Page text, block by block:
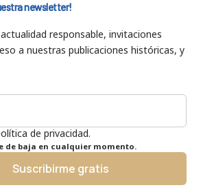
newsletter!
responsable, invitaciones
a nuestras publicaciones históricas, y
de privacidad.
de baja en cualquier momento.
Suscribirme gratis